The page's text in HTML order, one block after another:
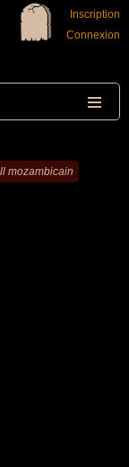
Inscription
Connexion
mozambicain